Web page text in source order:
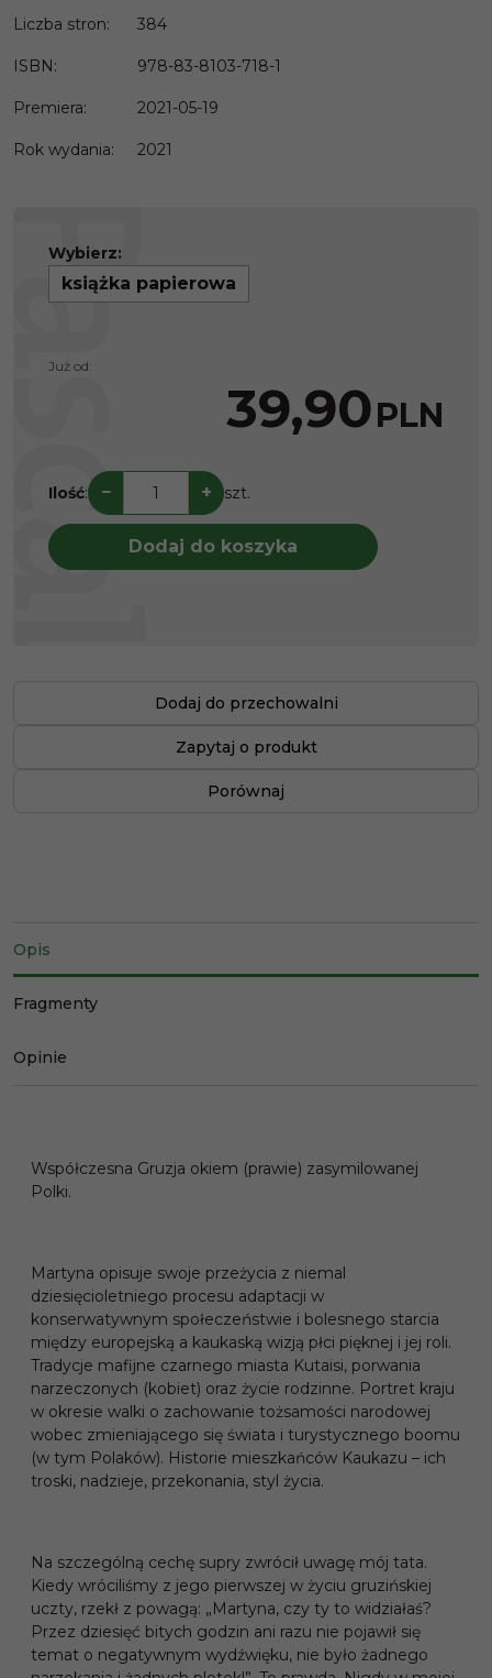
Liczba stron: 384
ISBN: 978-83-8103-718-1
Premiera: 2021-05-19
Rok wydania: 2021
Wybierz:
książka papierowa
Już od:
39,90PLN
Ilość: − + szt.
Dodaj do koszyka
Dodaj do przechowalni
Zapytaj o produkt
Porównaj
Opis
Fragmenty
Opinie
Współczesna Gruzja okiem (prawie) zasymilowanej
Polki.
Martyna opisuje swoje przeżycia z niemal
dziesięcioletniego procesu adaptacji w
konserwatywnym społeczeństwie i bolesnego starcia
między europejską a kaukaską wizją płci pięknej i jej roli.
Tradycje mafijne czarnego miasta Kutaisi, porwania
narzeczonych (kobiet) oraz życie rodzinne. Portret kraju
w okresie walki o zachowanie tożsamości narodowej
wobec zmieniającego się świata i turystycznego boomu
(w tym Polaków). Historie mieszkańców Kaukazu – ich
troski, nadzieje, przekonania, styl życia.
Na szczególną cechę supry zwrócił uwagę mój tata.
Kiedy wróciliśmy z jego pierwszej w życiu gruzińskiej
uczty, rzekł z powagą: „Martyna, czy ty to widziałaś?
Przez dziesięć bitych godzin ani razu nie pojawił się
temat o negatywnym wydźwięku, nie było żadnego